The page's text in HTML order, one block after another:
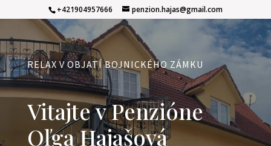
+421904957666 penzion.hajas@gmail.com
RELAX V OBJATÍ BOJNICKÉHO ZÁMKU
Vitajte v Penzióne
Oľga Hajašová